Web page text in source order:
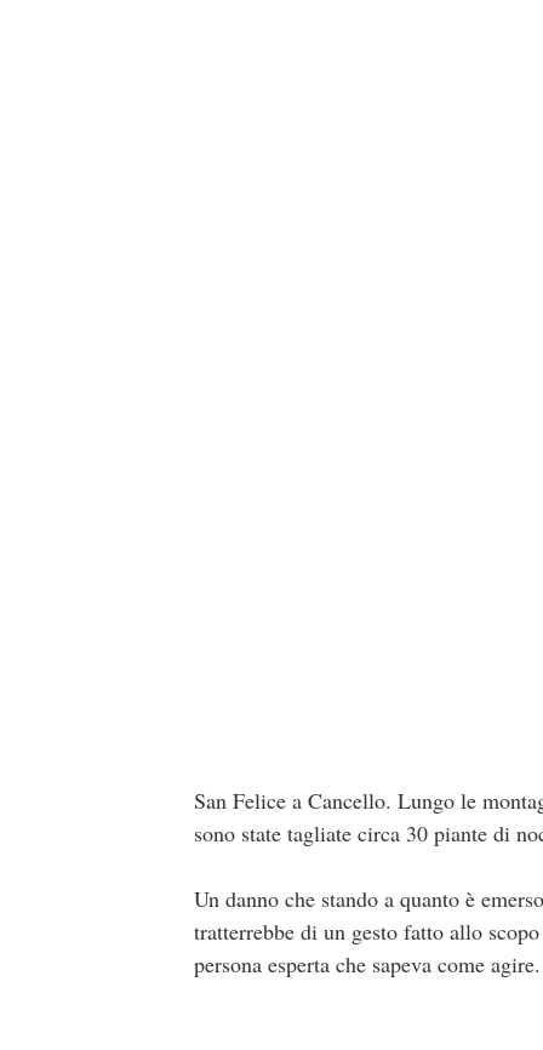
San Felice a Cancello. Lungo le
sono state tagliate circa 30 piante di
Un danno che stando a quanto è
tratterrebbe di un gesto fatto allo
persona esperta che sapeva come agire.